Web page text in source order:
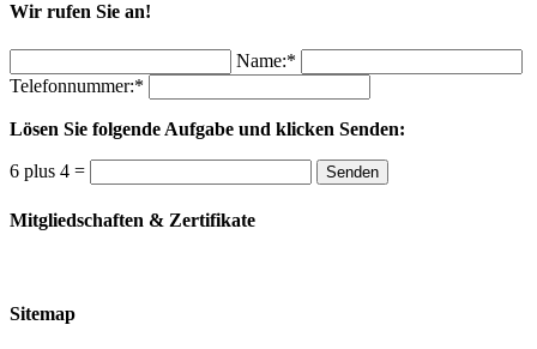
Wir rufen Sie an!
Name:*
Telefonnummer:*
Lösen Sie folgende Aufgabe und klicken Senden:
6 plus 4 = Senden
Mitgliedschaften & Zertifikate
Sitemap